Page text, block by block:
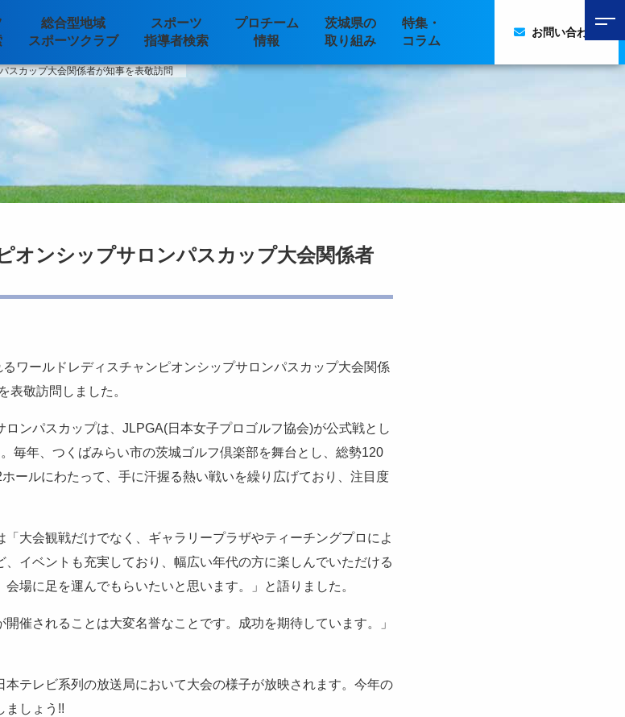
総合型地域
スポーツクラブ
スポーツ
指導者検索
プロチーム
情報
茨城県の
取り組み
特集・
コラム
お問い合わせ
スカップ大会関係者が知事を表敬訪問
オンシップサロンパスカップ大会関係者
ワールドレディスチャンピオンシップサロンパスカップ大会関係
表敬訪問しました。
ンパスカップは、JLPGA(日本女子プロゴルフ協会)が公式戦とし
毎年、つくばみらい市の茨城ゴルフ倶楽部を舞台とし、総勢120
ールにわたって、手に汗握る熱い戦いを繰り広げており、注目度
大会観戦だけでなく、ギャラリープラザやティーチングプロによ
イベントも充実しており、幅広い年代の方に楽しんでいただける
場に足を運んでもらいたいと思います。」と語りました。
催されることは大変名誉なことです。成功を期待しています。」
テレビ系列の放送局において大会の様子が放映されます。今年の
ましょう!!